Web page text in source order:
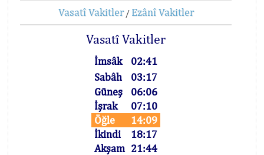
Vasatî Vakitler/ Ezânî Vakitler
Vasatî Vakitler
İmsâk
02:41
Sabâh
03:17
Güneş
06:06
İşrak
07:10
Öğle
14:09
İkindi
18:17
Akşam 21:44